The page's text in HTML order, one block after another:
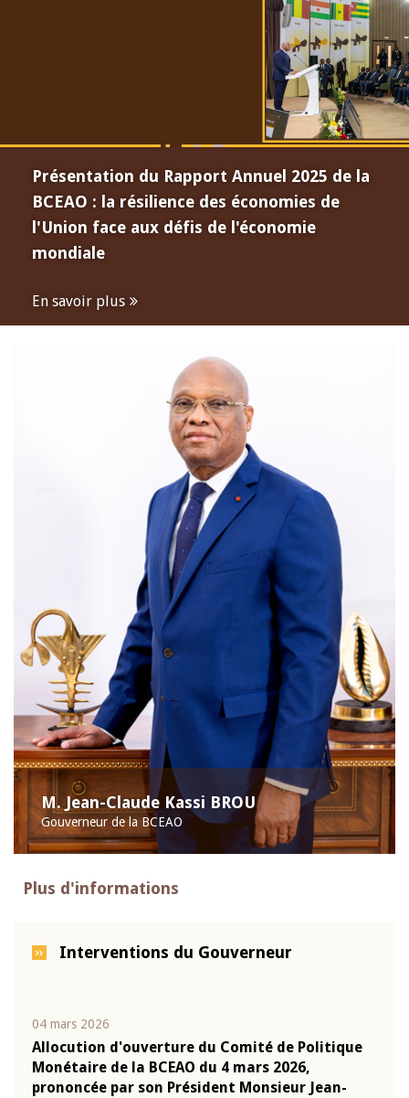
Présentation du Rapport Annuel 2025 de la
BCEAO : la résilience des économies de
l'Union face aux défis de l'économie
mondiale
En savoir plus
M. Jean-Claude Kassi BROU
Gouverneur de la BCEAO
Plus d'informations
Interventions du Gouverneur
04 mars 2026
Allocution d'ouverture du Comité de Politique
Monétaire de la BCEAO du 4 mars 2026,
prononcée par son Président Monsieur Jean-